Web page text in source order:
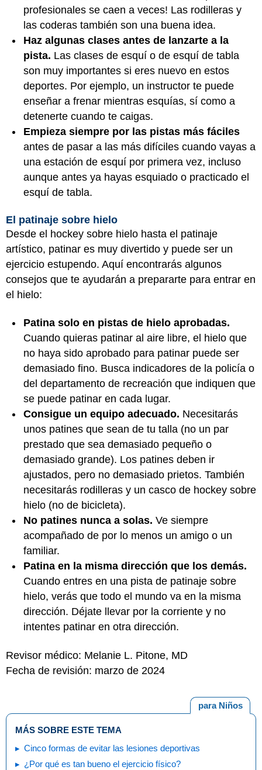
profesionales se caen a veces! Las rodilleras y
las coderas también son una buena idea.
Haz algunas clases antes de lanzarte a la
pista. Las clases de esquí o de esquí de tabla
son muy importantes si eres nuevo en estos
deportes. Por ejemplo, un instructor te puede
enseñar a frenar mientras esquías, sí como a
detenerte cuando te caigas.
Empieza siempre por las pistas más fáciles
antes de pasar a las más difíciles cuando vayas a
una estación de esquí por primera vez, incluso
aunque antes ya hayas esquiado o practicado el
esquí de tabla.
El patinaje sobre hielo
Desde el hockey sobre hielo hasta el patinaje
artístico, patinar es muy divertido y puede ser un
ejercicio estupendo. Aquí encontrarás algunos
consejos que te ayudarán a prepararte para entrar en
el hielo:
Patina solo en pistas de hielo aprobadas.
Cuando quieras patinar al aire libre, el hielo que
no haya sido aprobado para patinar puede ser
demasiado fino. Busca indicadores de la policía o
del departamento de recreación que indiquen que
se puede patinar en cada lugar.
Consigue un equipo adecuado. Necesitarás
unos patines que sean de tu talla (no un par
prestado que sea demasiado pequeño o
demasiado grande). Los patines deben ir
ajustados, pero no demasiado prietos. También
necesitarás rodilleras y un casco de hockey sobre
hielo (no de bicicleta).
No patines nunca a solas. Ve siempre
acompañado de por lo menos un amigo o un
familiar.
Patina en la misma dirección que los demás.
Cuando entres en una pista de patinaje sobre
hielo, verás que todo el mundo va en la misma
dirección. Déjate llevar por la corriente y no
intentes patinar en otra dirección.
Revisor médico: Melanie L. Pitone, MD
Fecha de revisión: marzo de 2024
para Niños
MÁS SOBRE ESTE TEMA
Cinco formas de evitar las lesiones deportivas
¿Por qué es tan bueno el ejercicio físico?